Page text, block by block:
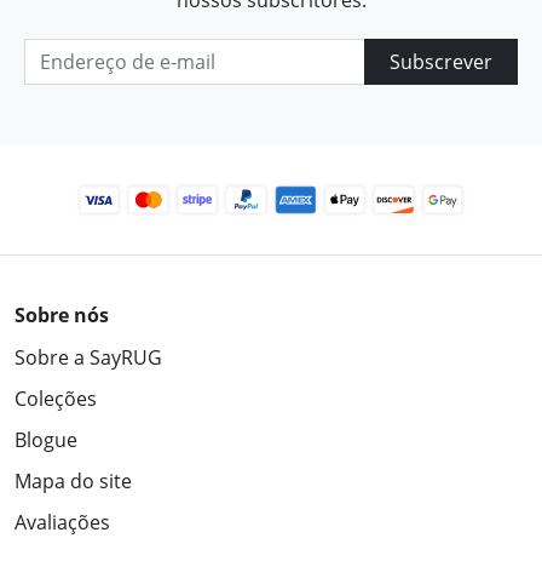
Subscrever
Sobre nós
Sobre a SayRUG
Coleções
Blogue
Mapa do site
Avaliações